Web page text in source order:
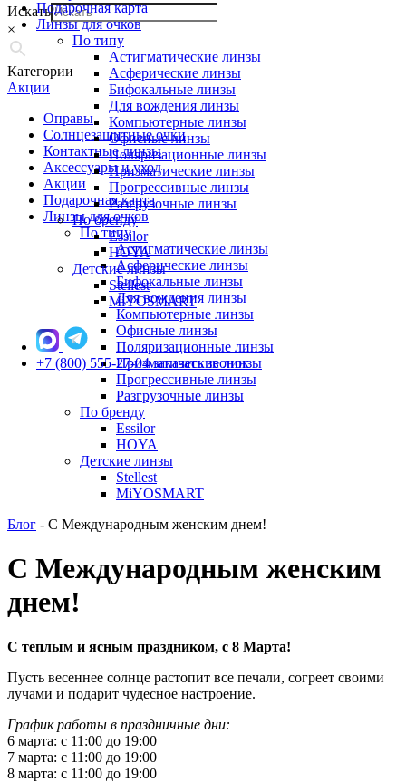
Искать
×
Категории
Акции
Оправы
Солнцезащитные очки
Контактные линзы
Аксессуары и уход
Акции
Подарочная карта
Линзы для очков
По типу
Астигматические линзы
Асферические линзы
Бифокальные линзы
Для вождения линзы
Компьютерные линзы
Офисные линзы
Поляризационные линзы
Призматические линзы
Прогрессивные линзы
Разгрузочные линзы
По бренду
Essilor
HOYA
Детские линзы
Stellest
MiYOSMART
Подарочная карта
Линзы для очков
По типу
Астигматические линзы
Асферические линзы
Бифокальные линзы
Для вождения линзы
Компьютерные линзы
Офисные линзы
Поляризационные линзы
Призматические линзы
Прогрессивные линзы
Разгрузочные линзы
По бренду
Essilor
HOYA
Детские линзы
Stellest
MiYOSMART
+7 (800) 555-27-04 заказать звонок
Блог - С Международным женским днем!
С Международным женским
днем!
С теплым и ясным праздником, с 8 Марта!
Пусть весеннее солнце растопит все печали, согреет своими
лучами и подарит чудесное настроение.
График работы в праздничные дни:
6 марта: с 11:00 до 19:00
7 марта: с 11:00 до 19:00
8 марта: с 11:00 до 19:00